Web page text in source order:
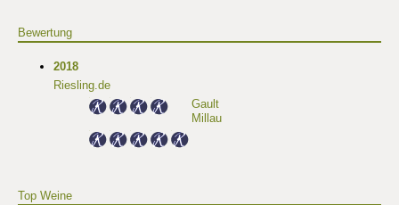
Bewertung
2018
Riesling.de
Gault
Millau
Top Weine